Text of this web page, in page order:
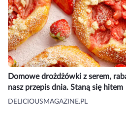
Domowe drożdżówki z serem,
nasz przepis dnia. Staną się hitem
DELICIOUSMAGAZINE.PL